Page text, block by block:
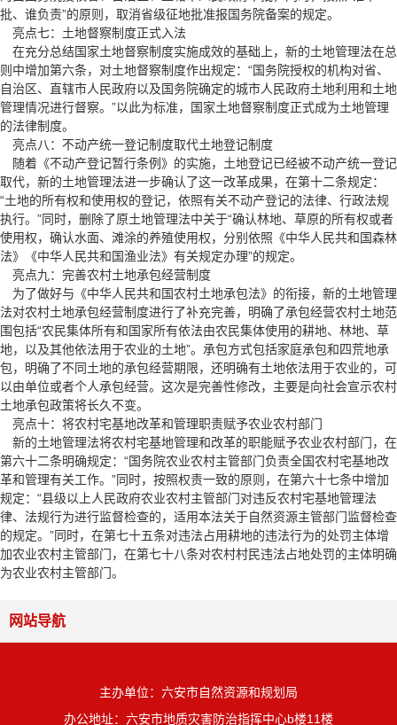
批、谁负责”的原则，取消省级征地批准报国务院备案的规定。
亮点七：土地督察制度正式入法
在充分总结国家土地督察制度实施成效的基础上，新的土地管理法在总
则中增加第六条，对土地督察制度作出规定：“国务院授权的机构对省、
自治区、直辖市人民政府以及国务院确定的城市人民政府土地利用和土地
管理情况进行督察。”以此为标准，国家土地督察制度正式成为土地管理
的法律制度。
亮点八：不动产统一登记制度取代土地登记制度
随着 《不动产登记暂行条例》 的实施，土地登记已经被不动产统一登记
取代，新的土地管理法进一步确认了这一改革成果，在第十二条规定：
“土地的所有权和使用权的登记，依照有关不动产登记的法律、行政法规
执行。”同时，删除了原土地管理法中关于“确认林地、草原的所有权或者
使用权，确认水面、滩涂的养殖使用权，分别依照 《中华人民共和国森林
法》
《中华人民共和国渔业法》 有关规定办理”的规定。
亮点九：完善农村土地承包经营制度
为了做好与 《中华人民共和国农村土地承包法》 的衔接，新的土地管理
法对农村土地承包经营制度进行了补充完善，明确了承包经营农村土地范
围包括“农民集体所有和国家所有依法由农民集体使用的耕地、林地、草
地，以及其他依法用于农业的土地”。承包方式包括家庭承包和四荒地承
包，明确了不同土地的承包经营期限，还明确有土地依法用于农业的，可
以由单位或者个人承包经营。这次是完善性修改，主要是向社会宣示农村
土地承包政策将长久不变。
亮点十：将农村宅基地改革和管理职责赋予农业农村部门
新的土地管理法将农村宅基地管理和改革的职能赋予农业农村部门，在
第六十二条明确规定：“国务院农业农村主管部门负责全国农村宅基地改
革和管理有关工作。”同时，按照权责一致的原则，在第六十七条中增加
规定：“县级以上人民政府农业农村主管部门对违反农村宅基地管理法
律、法规行为进行监督检查的，适用本法关于自然资源主管部门监督检查
的规定。”同时，在第七十五条对违法占用耕地的违法行为的处罚主体增
加农业农村主管部门，在第七十八条对农村村民违法占地处罚的主体明确
为农业农村主管部门。
网站导航
主办单位：六安市自然资源和规划局
办公地址：六安市地质灾害防治指挥中心b楼11楼